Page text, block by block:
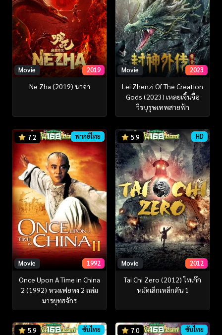
Movie 2019
Ne Zha (2019) นาจา
Movie 2023
Lei Zhenzi Of The Creation
Gods (2023) เหลยเจิ้นจื่อ
วีรบุรุษเทพสายฟ้า
7.2 พากย์ไทย
Movie 1992
Once Upon A Time in China
2 (1992) หวงเฟยหง 2 ถล่ม
มารยุทธจักร
5.9 HD
Movie 2012
Tai Chi Zero (2012) ไทเก๊ก
หมัดเล็กเหล็กตัน 1
5.9 ซับไทย 7.0 ซับไทย